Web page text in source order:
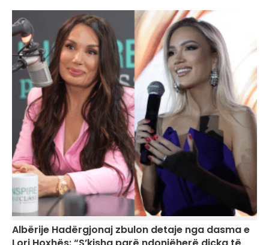
Albërije Hadërgjonaj zbulon detaje nga dasma e